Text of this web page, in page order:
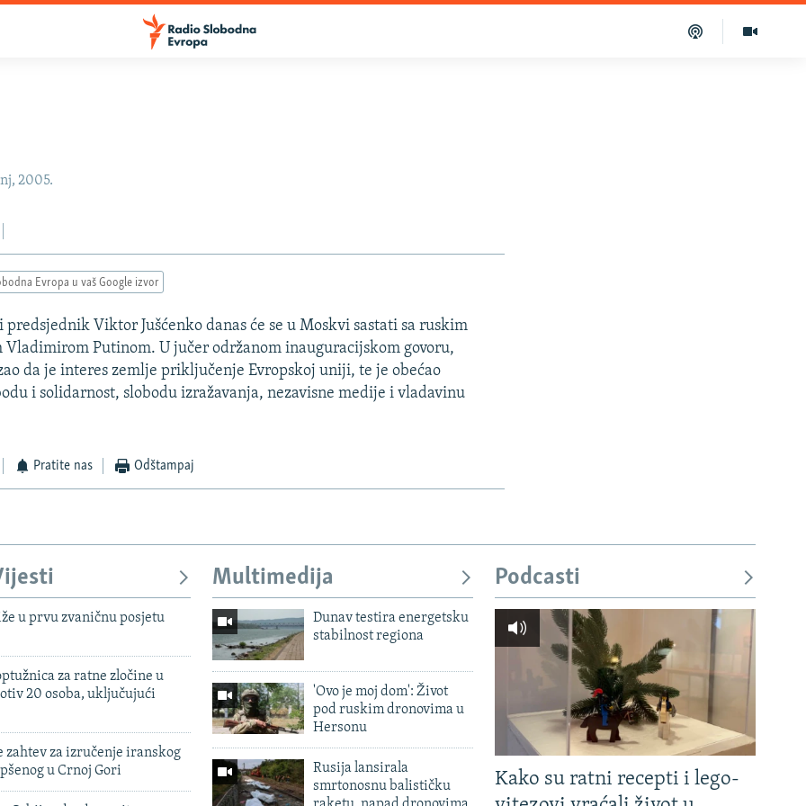
2005.
Evropa u vaš Google izvor
Viktor Jušćenko danas će se u Moskvi sastati sa ruskim
Putinom. U jučer održanom inauguracijskom govoru,
da je interes zemlje priključenje Evropskoj uniji, te je obećao
i solidarnost, slobodu izražavanja, nezavisne medije i vladavinu
Pratite nas Odštampaj
u prvu zvaničnu posjetu
za ratne zločine u
20 osoba, uključujući
zahtev za izručenje iranskog
u Crnoj Gori
Multimedija
Dunav testira energetsku
stabilnost regiona
'Ovo je moj dom': Život
pod ruskim dronovima u
Hersonu
Rusija lansirala
smrtonosnu balističku
Podcasti
Kako su ratni recepti i lego-